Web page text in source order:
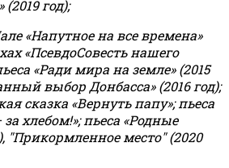
год);
«Напутное на все времена»
«ПсевдоСовесть нашего
«Ради мира на земле» (2015
выбор Донбасса» (2016 год);
сказка «Вернуть папу»; пьеса
хлебом!»;пьеса «Родные
"Прикормленное место" (2020